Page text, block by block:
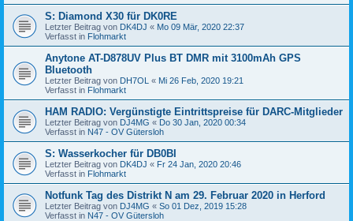
S: Diamond X30 für DK0RE
Letzter Beitrag von DK4DJ « Mo 09 Mär, 2020 22:37
Verfasst in Flohmarkt
Anytone AT-D878UV Plus BT DMR mit 3100mAh GPS
Bluetooth
Letzter Beitrag von DH7OL « Mi 26 Feb, 2020 19:21
Verfasst in Flohmarkt
HAM RADIO: Vergünstigte Eintrittspreise für DARC-Mitglieder
Letzter Beitrag von DJ4MG « Do 30 Jan, 2020 00:34
Verfasst in N47 - OV Gütersloh
S: Wasserkocher für DB0BI
Letzter Beitrag von DK4DJ « Fr 24 Jan, 2020 20:46
Verfasst in Flohmarkt
Notfunk Tag des Distrikt N am 29. Februar 2020 in Herford
Letzter Beitrag von DJ4MG « So 01 Dez, 2019 15:28
Verfasst in N47 - OV Gütersloh